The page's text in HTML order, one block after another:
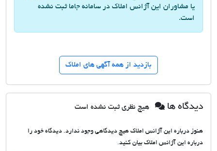
یا مشاوران این آژانس املاک در سامانه جاما ثبت نشده
است.
بازدید از همه آگهی های املاک
دیدگاه ها هیچ نظری ثبت نشده است
هنوز درباره این آژانس املاک هیچ دیدگاهی وجود ندارد. دیدگاه خود را
درباره این آژانس املاک بیان کنید.